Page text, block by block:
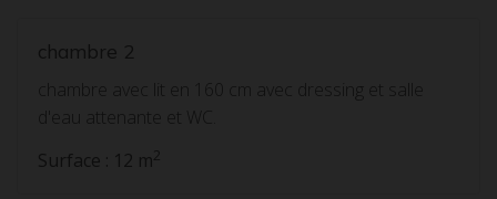
chambre 2
chambre avec lit en 160 cm avec dressing et salle
d'eau attenante et WC.
Surface : 12 m2